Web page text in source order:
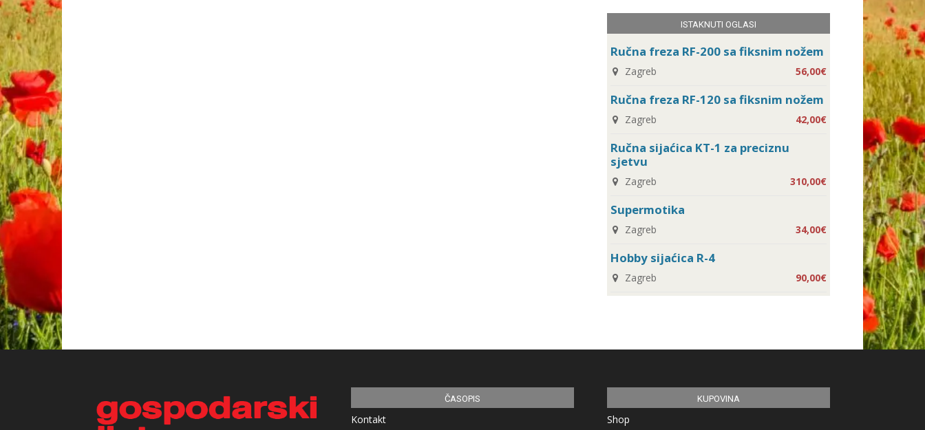
ISTAKNUTI OGLASI
Ručna freza RF-200 sa fiksnim nožem
Zagreb 56,00€
Ručna freza RF-120 sa fiksnim nožem
Zagreb 42,00€
Ručna sijaćica KT-1 za preciznu
sjetvu
Zagreb 310,00€
Supermotika
Zagreb 34,00€
Hobby sijaćica R-4
Zagreb 90,00€
ČASOPIS
Kontakt
KUPOVINA
Shop